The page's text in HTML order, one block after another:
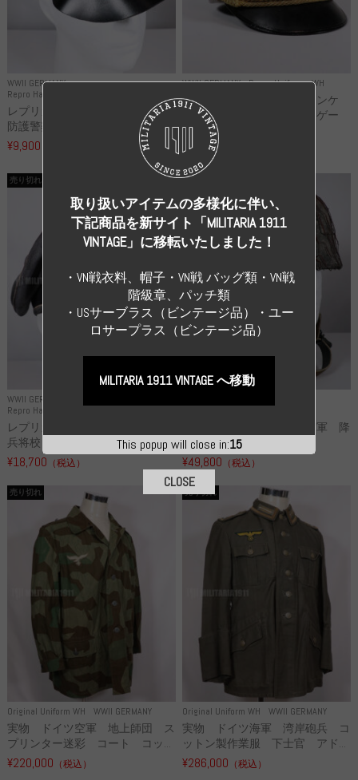
WWII GERMANY
Repro Hat and Cap Police and other
レプリカ ドイツ秩序警察 都市
防護警察 クラッシュキャップ...
¥9,900
WWII GERMANY Repro Uniforms WH
レプリカ ミヒャエル・ヤンケ
製 国家元帥 ヘルマン・ゲー
リ...
¥55,000
WWII GERMANY
Repro Hat and Cap SS and WSS
売り切れ
レプリカ 武装親衛隊 WSS 歩
兵将校 クラッシュキャップ ...
¥18,700 （税込）
売り切れ
高品質レプリカ ドイツ空軍 降
下猟兵 ヘルメット
¥49,800 （税込）
Original Uniform WH WWII GERMANY
売り切れ
実物 ドイツ空軍 地上師団 ス
プリンター迷彩 コート コッ...
¥220,000 （税込）
Original Uniform WH WWII GERMANY
売り切れ
実物 ドイツ海軍 湾岸砲兵 コ
ットン製作業服 下士官 アド...
¥286,000 （税込）
This popup will close in:14
取り扱いアイテムの多様化に伴い、
下記商品を新サイト「MILITARIA 1911
VINTAGE」に移転いたしました！
・VN戦衣料、帽子・VN戦 バッグ類・VN戦
階級章、パッチ類
・USサーブラス（ビンテージ品）・ユー
ロサープラス（ビンテージ品）
MILITARIA 1911 VINTAGE へ移動
CLOSE